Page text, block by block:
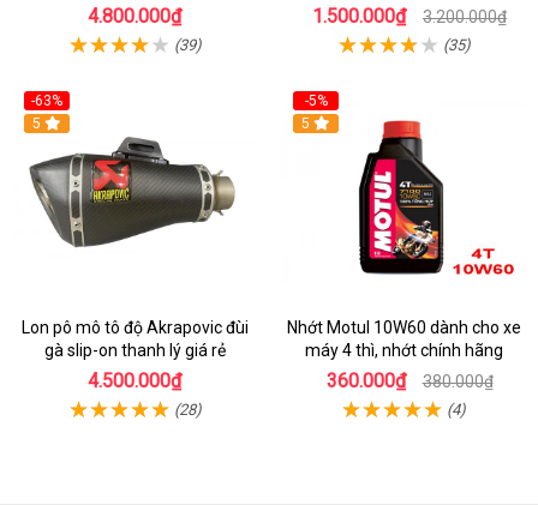
4.800.000₫
(39)
từ Ý
1.500.000₫ 3.200.000₫
(35)
-63%
5
Lon pô mô tô độ Akrapovic đùi
gà slip-on thanh lý giá rẻ
4.500.000₫
(28)
-5%
5
Nhớt Motul 10W60 dành cho xe
máy 4 thì, nhớt chính hãng
360.000₫ 380.000₫
(4)